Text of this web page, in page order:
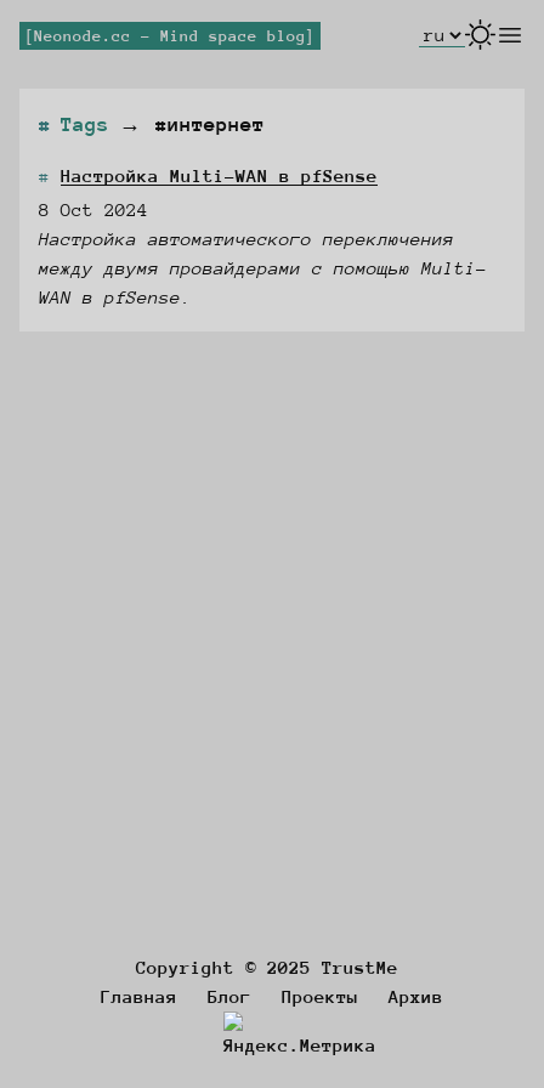
Neonode.cc - Mind space blog Select open
Tags → #интернет
Настройка Multi-WAN в pfSense
8 Oct 2024
Настройка автоматического переключения
между двумя провайдерами с помощью Multi-
WAN в pfSense.
Copyright © 2025 TrustMe
Главная
Блог Проекты Архив